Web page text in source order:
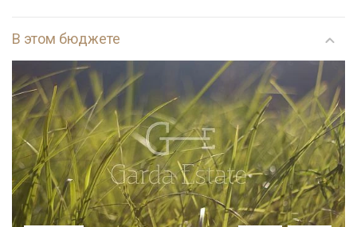
В этом бюджете